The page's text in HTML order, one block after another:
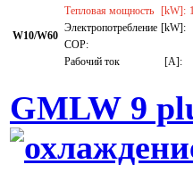
W10/W60
Тепловая мощность [kW]:
Электропотребление [kW]:
СОР:
Рабочий ток
[A]:
GMLW 9